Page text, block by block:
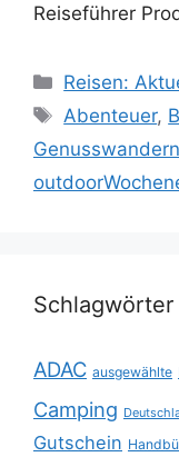
Reiseführer
Kategorien
Reisen:
Abenteuer,
Genusswandern
Schlagwörter
ADAC ausgewählte
Camping
Gutschein